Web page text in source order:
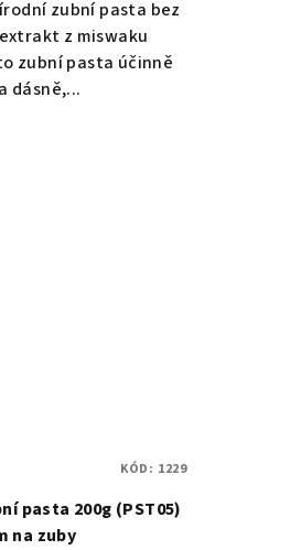
hvězdiček.
zubní pasta bez
z miswaku
zubní pasta účinně
dásně,...
pasta 200g (PST05)
na zuby
KÓD: 1229